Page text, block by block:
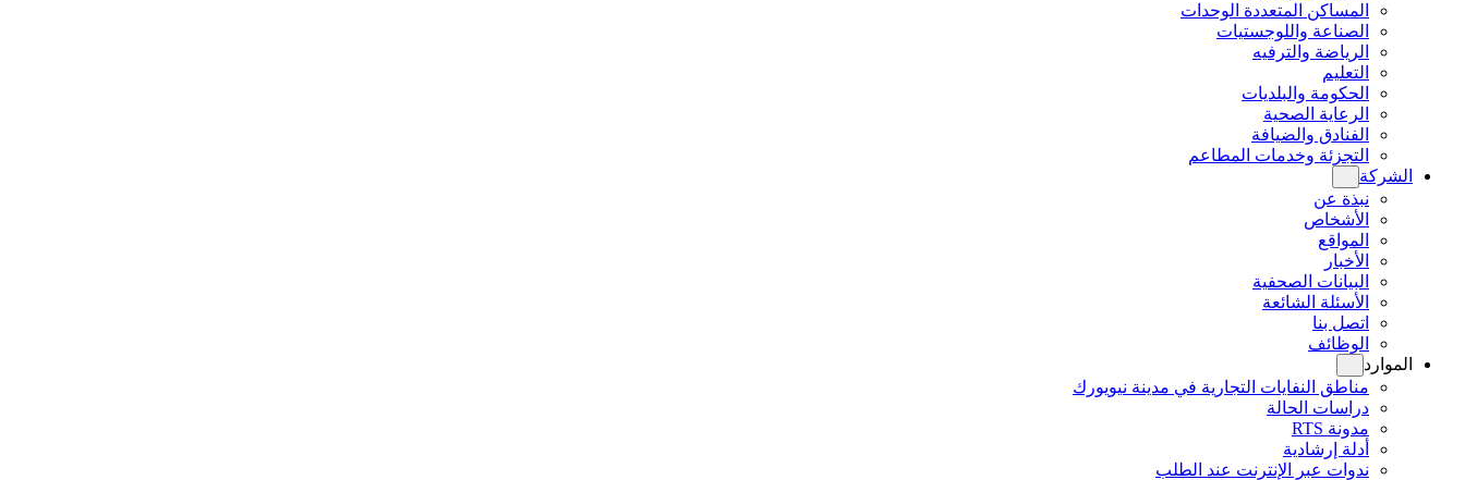
المساكن المتعددة الوحدات
الصناعة واللوجستيات
الرياضة والترفيه
التعليم
الحكومة والبلديات
الرعاية الصحية
الفنادق والضيافة
التجزئة وخدمات المطاعم
الشركة
نبذة عن
الأشخاص
المواقع
الأخبار
البيانات الصحفية
الأسئلة الشائعة
اتصل بنا
الوظائف
الموارد
مناطق النفايات التجارية في مدينة نيويورك
دراسات الحالة
مدونة RTS
أدلة إرشادية
ندوات عبر الإنترنت عند الطلب